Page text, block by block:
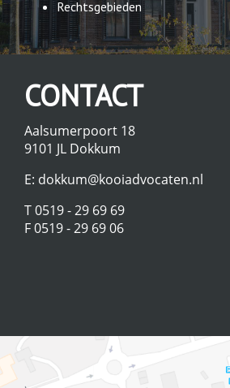
Rechtsgebieden
CONTACT
Aalsumerpoort 18
9101 JL Dokkum
E: dokkum@kooiadvocaten.nl
T 0519 - 29 69 69
F 0519 - 29 69 06